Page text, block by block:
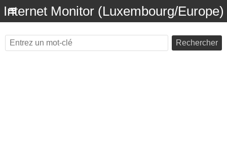
Internet Monitor (Luxembourg/Europe)
Rechercher